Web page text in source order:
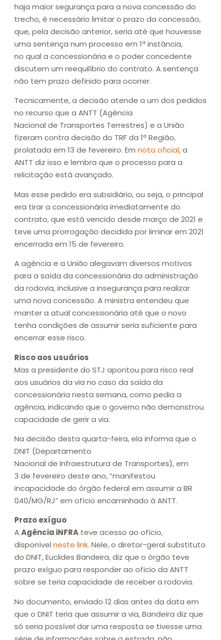
haja maior segurança para a nova concessão do
trecho, é necessário limitar o prazo da concessão,
que, pela decisão anterior, seria até que houvesse
uma sentença num processo em 1ª instância,
no qual a concessionária e o poder concedente
discutem um reequilíbrio do contrato. A sentença
não tem prazo definido para ocorrer.
Tecnicamente, a decisão atende a um dos pedidos
no recurso que a ANTT (Agência
Nacional de Transportes Terrestres) e a União
fizeram contra decisão do TRF da 1ª Região,
prolatada em 13 de fevereiro. Em nota oficial, a
ANTT diz isso e lembra que o processo para a
relicitação está avançado.
Mas esse pedido era subsidiário, ou seja, o principal
era tirar a concessionária imediatamente do
contrato, que está vencido desde março de 2021 e
teve uma prorrogação decidida por liminar em 2021
encerrada em 15 de fevereiro.
A agência e a União alegavam diversos motivos
para a saída da concessionária da administração
da rodovia, inclusive a insegurança para realizar
uma nova concessão. A ministra entendeu que
manter a atual concessionária até que o novo
tenha condições de assumir seria suficiente para
encerrar esse risco.
Risco aos usuários
Mas a presidente do STJ apontou para risco real
aos usuários da via no caso da saída da
concessionária nesta semana, como pedia a
agência, indicando que o governo não demonstrou
capacidade de gerir a via.
Na decisão desta quarta-feira, ela informa que o
DNIT (Departamento
Nacional de Infraestrutura de Transportes), em
3 de fevereiro deste ano, “manifestou
incapacidade do órgão federal em assumir a BR
040/MG/RJ” em ofício encaminhado à ANTT.
Prazo exíguo
AAgência iNFRA teve acesso ao ofício,
disponível neste link. Nele, o diretor-geral substituto
do DNIT, Euclides Bandeira, diz que o órgão teve
prazo exíguo para responder ao ofício da ANTT
sobre se teria capacidade de receber a rodovia.
No documento, enviado 12 dias antes da data em
que o DNIT teria que assumir a via, Bandeira diz que
só seria possível dar uma resposta se tivesse uma